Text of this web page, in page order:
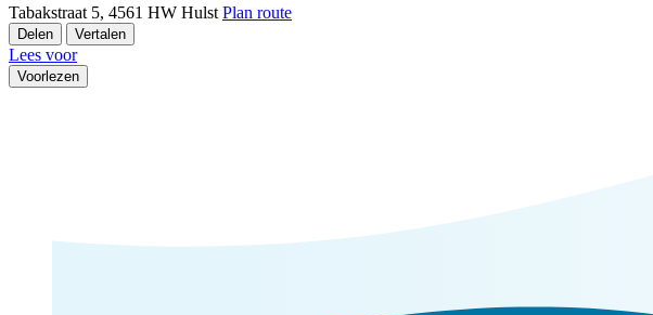
Tabakstraat 5, 4561 HW Hulst Plan route
Delen Vertalen
Lees voor
Voorlezen